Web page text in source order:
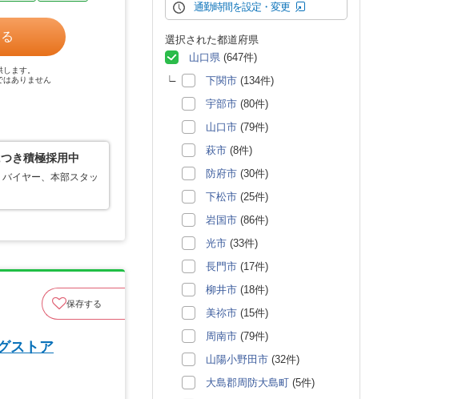
ます。
はありません
き積極採用中
イヤー、本部スタッ
保存する
ストア
通勤時間を設定・変更
選択された都道府県
山口県 (647件)
下関市 (134件)
宇部市 (80件)
山口市 (79件)
萩市 (8件)
防府市 (30件)
下松市 (25件)
岩国市 (86件)
光市 (33件)
長門市 (17件)
柳井市 (18件)
美祢市 (15件)
周南市 (79件)
山陽小野田市 (32件)
大島郡周防大島町 (5件)